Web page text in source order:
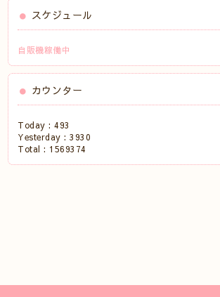
スケジュール
自販機稼働中
カウンター
Today :493
Yesterday :3930
Total : 1569374